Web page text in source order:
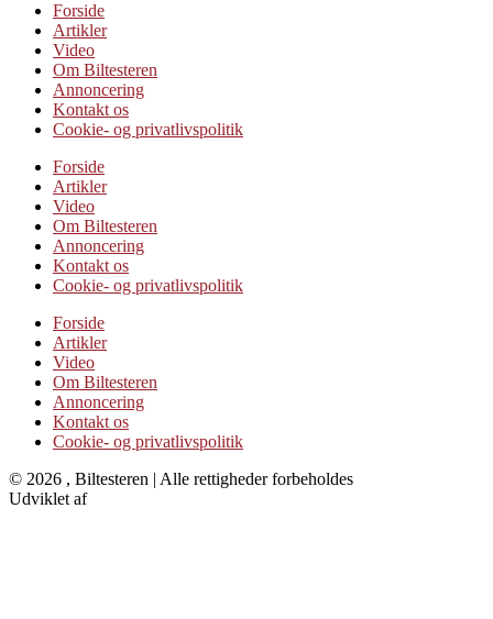
Forside
Artikler
Video
Om Biltesteren
Annoncering
Kontakt os
Cookie- og privatlivspolitik
Forside
Artikler
Video
Om Biltesteren
Annoncering
Kontakt os
Cookie- og privatlivspolitik
Forside
Artikler
Video
Om Biltesteren
Annoncering
Kontakt os
Cookie- og privatlivspolitik
© 2026 , Biltesteren | Alle rettigheder forbeholdes
Udviklet af